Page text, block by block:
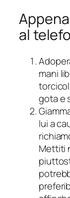
al
mani
gota e
lui a
Mettiti